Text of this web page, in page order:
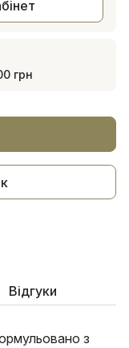
грн
Відгуки
з